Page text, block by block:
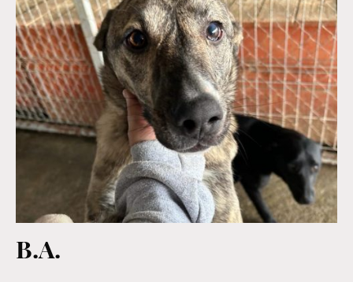
B.A.